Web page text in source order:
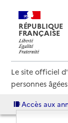
RÉPUBLIQUE
FRANÇAISE
Le site officiel
personnes
Accès aux